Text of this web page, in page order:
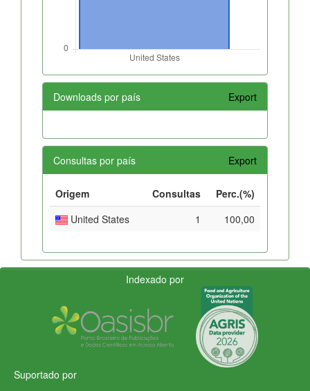
Downloads por país Export
Consultas por país Export
Origem Consultas
Perc.(%)
United States
1 100,00
Indexado por
Suportado por